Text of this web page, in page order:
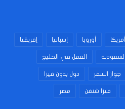
أمريكا أوروبا إسبانيا إفريقيا
السعودية العمل في الخليج
جواز السفر دول بدون فيزا
فيزا شنغن مصر